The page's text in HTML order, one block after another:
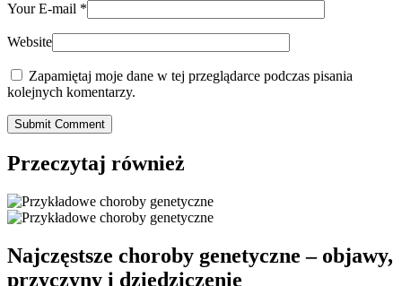
Your E-mail *
Website
Zapamiętaj moje dane w tej przeglądarce podczas pisania
kolejnych komentarzy.
Submit Comment
Przeczytaj również
Najczęstsze choroby genetyczne – objawy,
przyczyny i dziedziczenie